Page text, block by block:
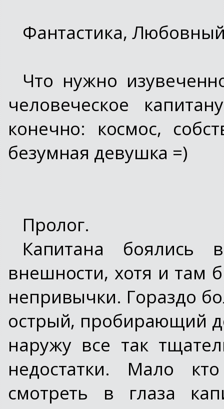
Фантастика,
Что нужно
человеческое
конечно: космос,
безумная девушка =)
Пролог.
Капитана
внешности, хотя и там
непривычки. Гораздо
острый, пробирающий
наружу все так
недостатки. Мало
смотреть в глаза